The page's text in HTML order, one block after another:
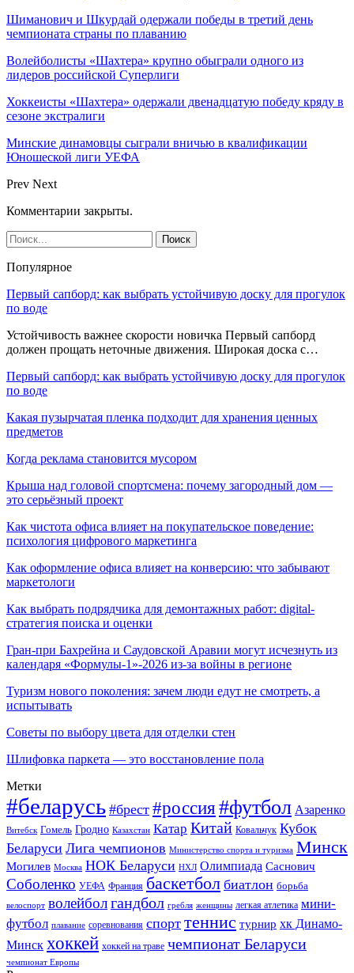
Шиманович и Шкурдай одержали победы в третий день
чемпионата страны по плаванию
Волейболисты «Шахтера» крупно обыграли одного из
лидеров российской Суперлиги
Хоккеисты «Шахтера» одержали двенадцатую победу кряду в
сезоне экстралиги
Минские динамовцы сыграли вничью в квалификации
Юношеской лиги УЕФА
Prev Next
Комментарии закрыты.
Популярное
Первый сапборд: как выбрать устойчивую доску для прогулок
по воде
Устойчивость важнее скорости новичка Первый сапборд
должен прощать неточные движения. Широкая доска с…
Первый сапборд: как выбрать устойчивую доску для прогулок
по воде
Какая пузырчатая пленка подходит для хранения ценных
предметов
Когда реклама становится мусором
Крыша над головой спортсмена: почему загородный дом —
это серьёзный проект
Как чистота офиса влияет на покупательское поведение:
психология цифрового маркетинга
Как оформление офиса влияет на конверсию: что забывают
маркетологи
Как выбрать подрядчика для демонтажных работ: digital-
стратегия поиска и оценки
Гран-при Бахрейна и Саудовской Аравии могут исчезнуть из
календаря «Формулы-1»-2026 из-за войны в регионе
Туризм нового поколения: зачем люди едут не смотреть, а
испытывать
Советы по выбору цвета для отделки стен
Шлифовка паркета — это восстановление пола
Метки
#беларусь #брест #россия#футбол Азаренко
Витебск Гомель Гродно Казахстан Катар Китай Ковальчук Кубок
Беларуси Лига чемпионов Министерство спорта и туризма Минск
Могилев Москва НОК Беларуси НХЛ Олимпиада Саснович
Соболенко УЕФА Франция баскетбол биатлон борьба
велоспорт волейболгандбол гребля женщины легкая атлетика мини-
футбол плавание соревнования спорт теннис турнир хк Динамо-
Минск хоккей хоккей на траве чемпионат Беларуси
чемпионат Европы